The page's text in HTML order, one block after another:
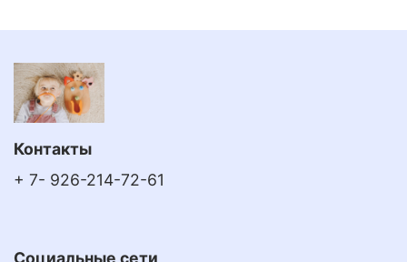
Контакты
+ 7- 926-214-72-61
Социальные сети